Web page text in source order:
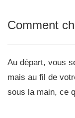
Comment
Au départ, vous
mais au fil de
sous la main, ce